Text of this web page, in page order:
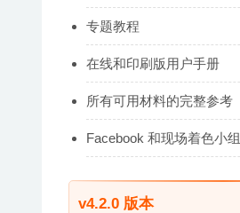
专题教程
在线和印刷版用户手册
所有可用材料的完整参考
Facebook 和现场着色小组
v4.2.0 版本